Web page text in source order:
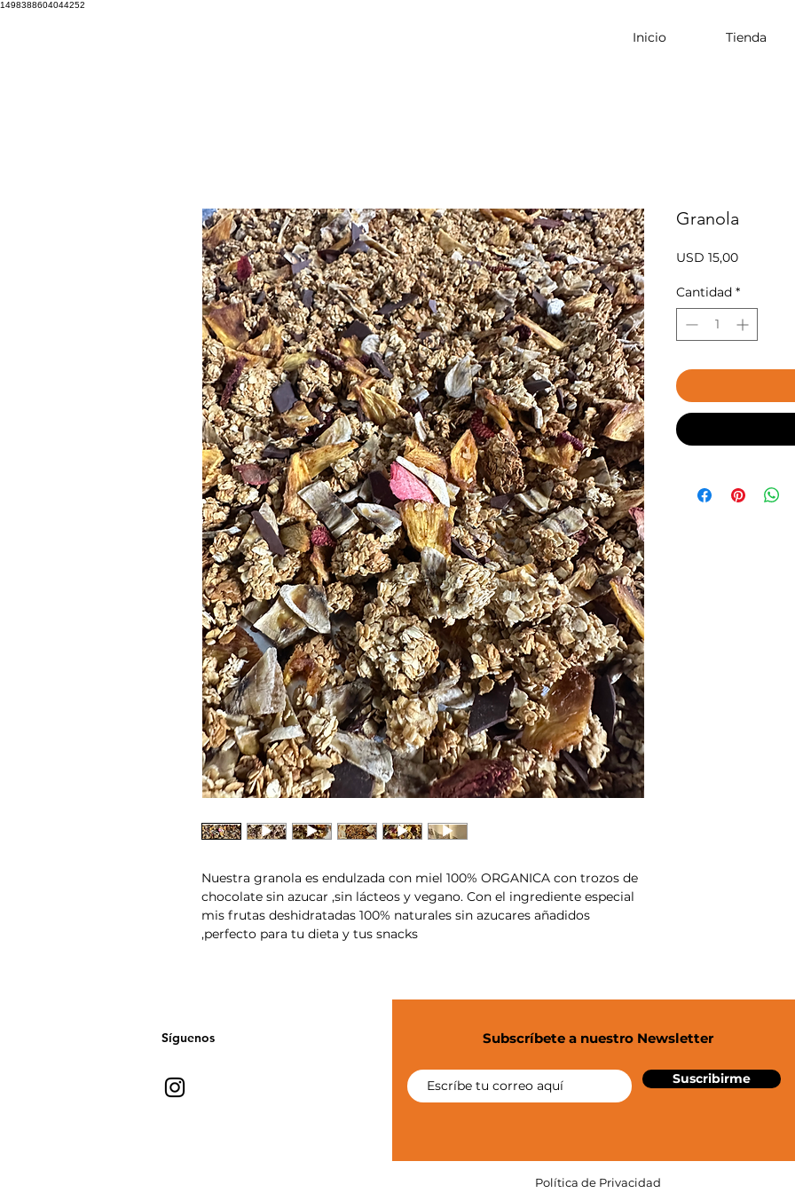
1498388604044252
Inicio Tienda
Nuestra granola es endulzada con miel 100% ORGANICA con trozos de
chocolate sin azucar ,sin lácteos y vegano. Con el ingrediente especial
mis frutas deshidratadas 100% naturales sin azucares añadidos
,perfecto para tu dieta y tus snacks
Granola
USD 15,00Precio
Cantidad *
Síguenos Subscríbete a nuestro Newsletter
Suscribirme
Política de Privacidad